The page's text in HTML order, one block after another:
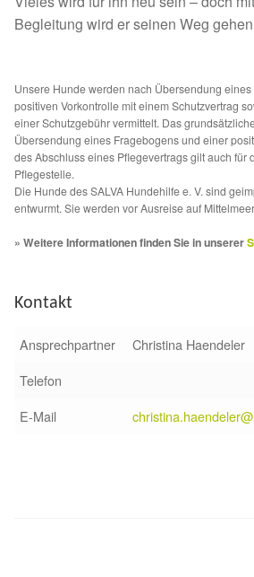
Januar bis Juni 2022
Spenden 2021
Juli bis Dezember 2021
Fördermitgliedschaft
Notnasen in Deutschland
Begleitung wird er seinen Weg
Unsere Hunde werden nach Übersendung
positiven Vorkontrolle mit einem Schutzvertrag
einer Schutzgebühr vermittelt. Das
Übersendung eines Fragebogens und einer
des Abschluss eines Pflegevertrags gilt auch für
Pflegestelle.
Die Hunde des SALVA Hundehilfe e. V. sind
entwurmt. Sie werden vor Ausreise auf
» Weitere Informationen finden Sie in unserer
Kontakt
Ansprechpartner
Christina Haendeler
Telefon
E-Mail